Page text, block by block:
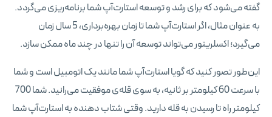
گفته می‌شود که برای رشد و توسعه استارت‌آپ شما برنامه‌ریزی می‌گردد.
به عنوان مثال، اگر استارت‌آپ شما تا زمان بهره‌برداری، 5 سال زمان
می‌گیرد؛ اکسلریتور می‌تواند توسعه آن را تنها در چند ماه ممکن سازد.
این‌طور تصور کنید که گویا استارت‌آپ شما مانند یک اتومبیل است و شما
با سرعت 60 کیلومتر بر ثانیه، به سوی قله‌ی موفقیت می‌رانید. شما 700
کیلومتر راه تا رسیدن به قله دارید. وقتی شتاب دهنده به استارت‌آپ شما